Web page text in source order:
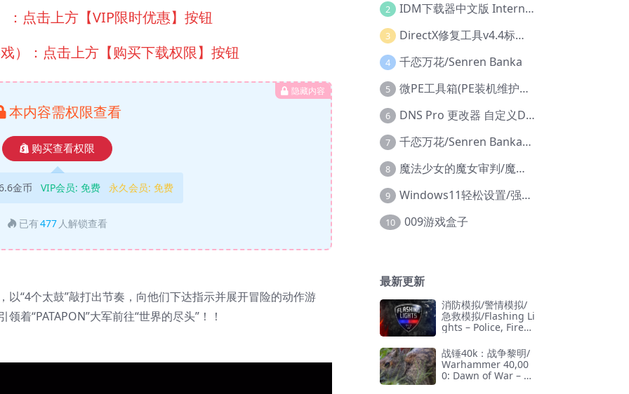
点击上方【VIP限时优惠】按钮
）：点击上方【购买下载权限】按钮
隐藏内容
本内容需权限查看
购买查看权限
金币 VIP会员: 免费 永久会员: 免费
已有477 人解锁查看
以“4个太鼓”敲打出节奏，向他们下达指示并展开冒险的动作游
着“PATAPON”大军前往“世界的尽头”！！
2 IDM下载器中文版 Internet Download Manager v6.42.36 IDM
3 DirectX修复工具v4.4标准版+增强版+在线修复版
4 千恋万花/Senren Banka
5 微PE工具箱(PE装机维护工具) v2.3官方正式版
6 DNS Pro 更改器 自定义DNS修改
7 千恋万花/Senren Banka/安卓版
8 魔法少女的魔女审判/魔法少女ノ魔女裁判
9 Windows11轻松设置/强力禁止WD等/兼容Win10
10 009游戏盒子
最新更新
消防模拟/警情模拟/
急救模拟/Flashing Li
ghts – Police, Firefi
Services Simulator
战锤40k：战争黎明/
Warhammer 40,00
0: Dawn of War – D